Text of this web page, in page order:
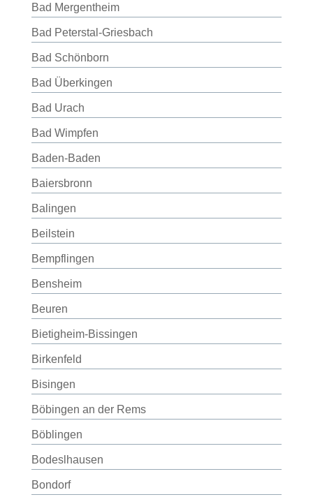
Bad Mergentheim
Bad Peterstal-Griesbach
Bad Schönborn
Bad Überkingen
Bad Urach
Bad Wimpfen
Baden-Baden
Baiersbronn
Balingen
Beilstein
Bempflingen
Bensheim
Beuren
Bietigheim-Bissingen
Birkenfeld
Bisingen
Böbingen an der Rems
Böblingen
Bodeslhausen
Bondorf